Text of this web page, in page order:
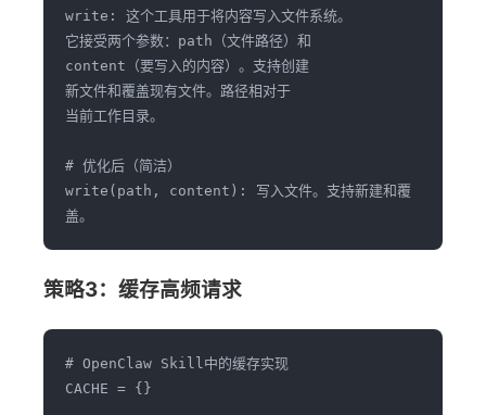
write: 这个工具用于将内容写入文件系统。
它接受两个参数：path（文件路径）和
content（要写入的内容）。支持创建
新文件和覆盖现有文件。路径相对于
当前工作目录。
# 优化后（简洁）
write(path, content): 写入文件。支持新建和覆
策略3：缓存高频请求
# OpenClaw Skill中的缓存实现
CACHE = {}